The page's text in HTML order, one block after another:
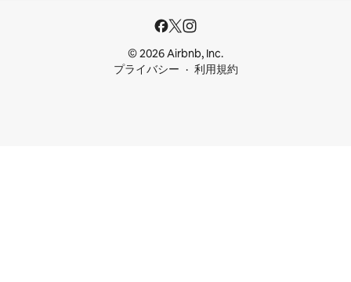
© 2026 Airbnb, Inc.
プライバシー
利用規約